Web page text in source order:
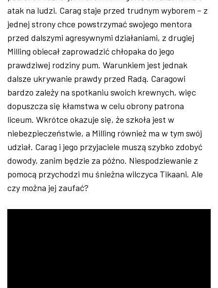
atak na ludzi. Carag staje przed trudnym wyborem – z
jednej strony chce powstrzymać swojego mentora
przed dalszymi agresywnymi działaniami, z drugiej
Milling obiecał zaprowadzić chłopaka do jego
prawdziwej rodziny pum. Warunkiem jest jednak
dalsze ukrywanie prawdy przed Radą. Caragowi
bardzo zależy na spotkaniu swoich krewnych, więc
dopuszcza się kłamstwa w celu obrony patrona
liceum. Wkrótce okazuje się, że szkoła jest w
niebezpieczeństwie, a Milling również ma w tym swój
udział. Carag i jego przyjaciele muszą szybko zdobyć
dowody, zanim będzie za późno. Niespodziewanie z
pomocą przychodzi mu śnieżna wilczyca Tikaani. Ale
czy można jej zaufać?